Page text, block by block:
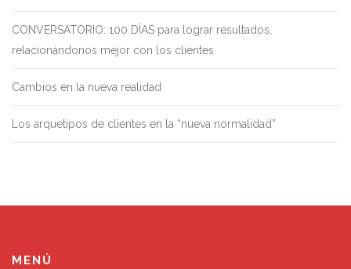
CONVERSATORIO: 100 DÍAS para lograr resultados,
relacionándonos mejor con los clientes
Cambios en la nueva realidad
Los arquetipos de clientes en la “nueva normalidad”
MENÚ